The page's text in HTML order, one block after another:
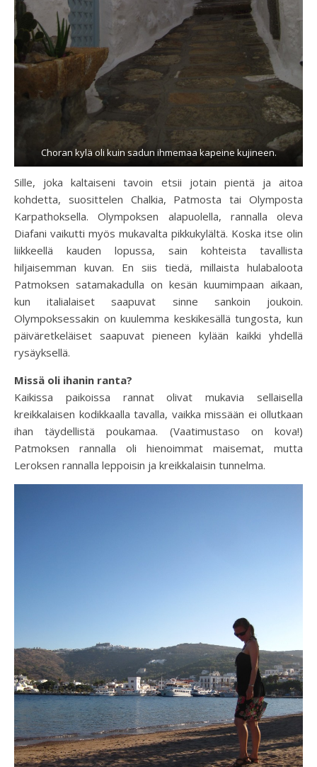
Choran kylä oli kuin sadun ihmemaa kapeine kujineen.
Sille, joka kaltaiseni tavoin etsii jotain pientä ja aitoa
kohdetta, suosittelen Chalkia, Patmosta tai Olymposta
Karpathoksella. Olympoksen alapuolella, rannalla oleva
Diafani vaikutti myös mukavalta pikkukylältä. Koska itse olin
liikkeellä kauden lopussa, sain kohteista tavallista
hiljaisemman kuvan. En siis tiedä, millaista hulabaloota
Patmoksen satamakadulla on kesän kuumimpaan aikaan,
kun italialaiset saapuvat sinne sankoin joukoin.
Olympoksessakin on kuulemma keskikesällä tungosta, kun
päiväretkeläiset saapuvat pieneen kylään kaikki yhdellä
rysäyksellä.
Missä oli ihanin ranta?
Kaikissa paikoissa rannat olivat mukavia sellaisella
kreikkalaisen kodikkaalla tavalla, vaikka missään ei ollutkaan
ihan täydellistä poukamaa. (Vaatimustaso on kova!)
Patmoksen rannalla oli hienoimmat maisemat, mutta
Leroksen rannalla leppoisin ja kreikkalaisin tunnelma.